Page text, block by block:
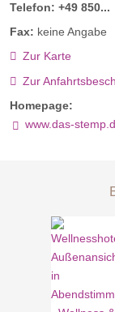
Telefon: +49 850...
Fax: keine Angabe
Zur Karte
Zur
Homepage:
www.das-